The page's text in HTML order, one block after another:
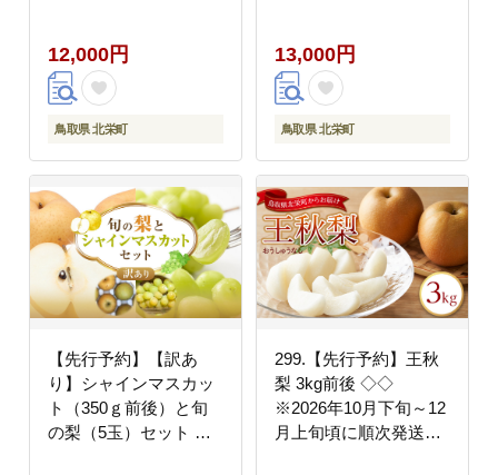
12,000円
鳥取県 北栄町
13,000円
鳥取県 北栄町
【先行予約】【訳あ
り】シャインマスカッ
ト（350ｇ前後）と旬
の梨（5玉）セット ※8
299.【先行予約】王秋
梨 3kg前後 ◇◇
※2026年10月下旬～12
月上旬頃に順次発送予